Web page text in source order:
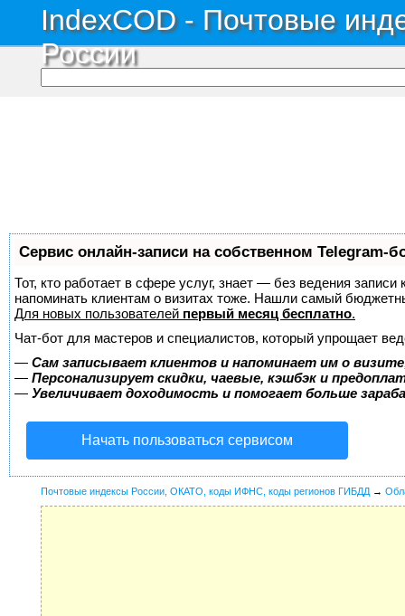
IndexCOD - Почтовые
России
Сервис онлайн-записи на собственном Telegram-
Тот, кто работает в сфере услуг, знает — без ведения
напоминать клиентам о визитах тоже. Нашли самый
Для новых пользователей первый месяц бесплатно.
Чат-бот для мастеров и специалистов, который упрощает
— Сам записывает клиентов и напоминает им о
— Персонализирует скидки, чаевые, кэшбэк и
— Увеличивает доходимость и помогает больше
Начать пользоваться сервисом
Почтовые индексы России, ОКАТО, коды ИФНС, коды регионов ГИБДД →